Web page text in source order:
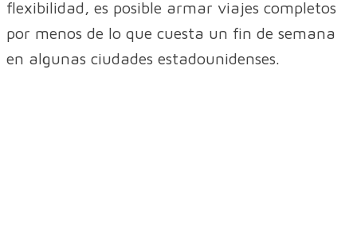
flexibilidad, es posible armar viajes completos
por menos de lo que cuesta un fin de semana
en algunas ciudades estadounidenses.